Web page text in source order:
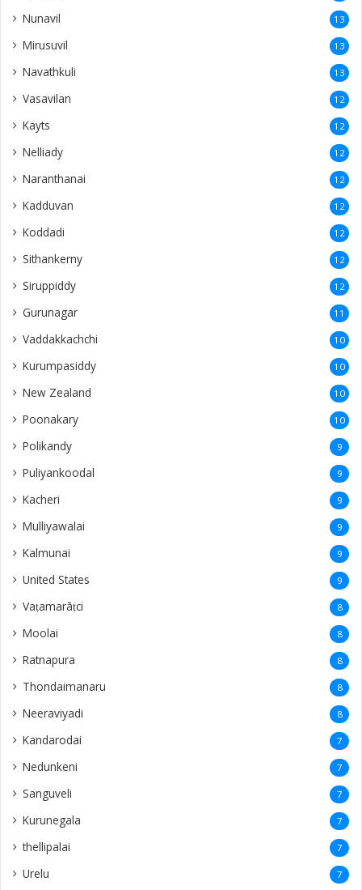
Nunavil 13
Mirusuvil 13
Navathkuli 13
Vasavilan 12
Kayts 12
Nelliady 12
Naranthanai 12
Kadduvan 12
Koddadi 12
Sithankerny 12
Siruppiddy 12
Gurunagar 11
Vaddakkachchi 10
Kurumpasiddy 10
New Zealand 10
Poonakary 10
Polikandy 9
Puliyankoodal 9
Kacheri 9
Mulliyawalai 9
Kalmunai 9
United States 9
Vaṭamarāṭci 8
Moolai 8
Ratnapura 8
Thondaimanaru 8
Neeraviyadi 8
Kandarodai 7
Nedunkeni 7
Sanguveli 7
Kurunegala 7
thellipalai 7
Urelu 7